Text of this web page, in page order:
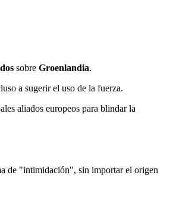
sobre Groenlandia.
a sugerir el uso de la fuerza.
aliados europeos para blindar la
de "intimidación", sin importar el origen